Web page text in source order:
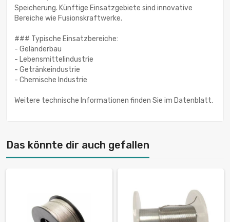
Speicherung. Künftige Einsatzgebiete sind innovative
Bereiche wie Fusionskraftwerke.
### Typische Einsatzbereiche:
- Geländerbau
- Lebensmittelindustrie
- Getränkeindustrie
- Chemische Industrie
Weitere technische Informationen finden Sie im Datenblatt.
Das könnte dir auch gefallen